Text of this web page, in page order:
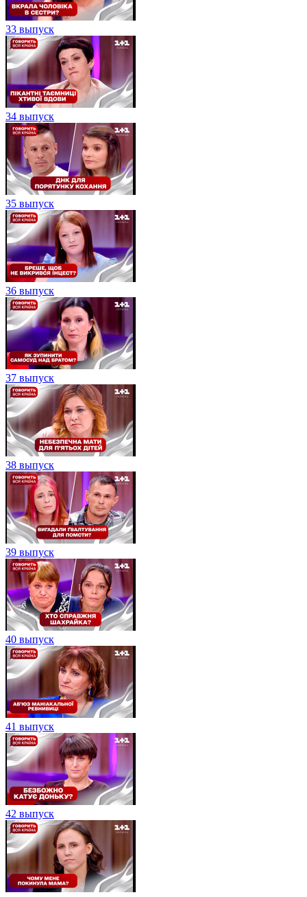
33 выпуск
34 выпуск
35 выпуск
36 выпуск
37 выпуск
38 выпуск
39 выпуск
40 выпуск
41 выпуск
42 выпуск